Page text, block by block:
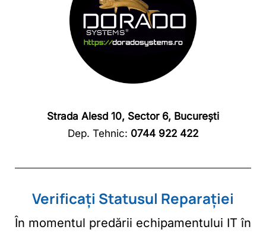
Strada Alesd 10, Sector 6, București
Dep. Tehnic: 0744 922 422
Verificați Statusul Reparației
În momentul predării echipamentului IT în